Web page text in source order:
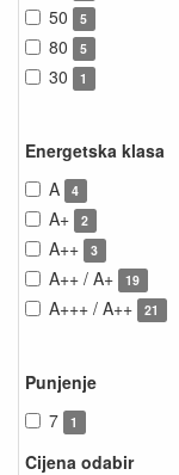
50 5
80 5
30 1
Energetska klasa
A
4
A+ 2
A++ 3
A++ / A+ 19
A+++ / A++ 21
Punjenje
7
1
Cijena odabir